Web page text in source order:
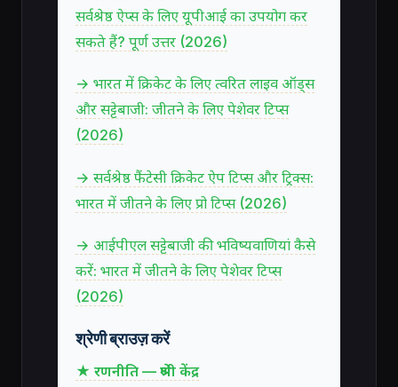
सर्वश्रेष्ठ ऐप्स के लिए यूपीआई का उपयोग कर
सकते हैं? पूर्ण उत्तर (2026)
→ भारत में क्रिकेट के लिए त्वरित लाइव ऑड्स
और सट्टेबाजी: जीतने के लिए पेशेवर टिप्स
(2026)
→ सर्वश्रेष्ठ फैंटेसी क्रिकेट ऐप टिप्स और ट्रिक्स:
भारत में जीतने के लिए प्रो टिप्स (2026)
→ आईपीएल सट्टेबाजी की भविष्यवाणियां कैसे
करें: भारत में जीतने के लिए पेशेवर टिप्स
(2026)
श्रेणी ब्राउज़ करें
★ रणनीति — श्रेणी केंद्र